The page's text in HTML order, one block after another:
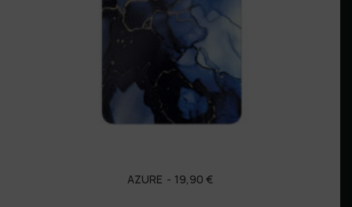
AZURE 19,90 €